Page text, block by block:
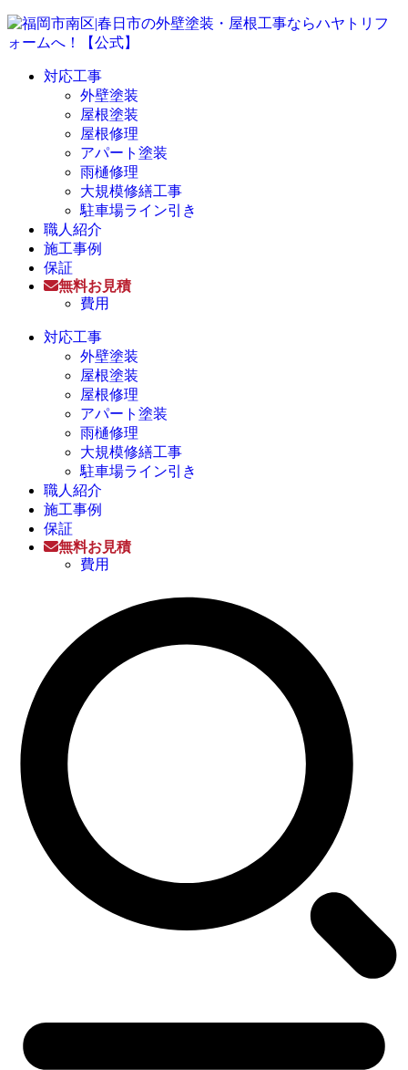
対応工事
外壁塗装
屋根塗装
屋根修理
アパート塗装
雨樋修理
大規模修繕工事
駐車場ライン引き
職人紹介
施工事例
保証
無料お見積
費用
対応工事
外壁塗装
屋根塗装
屋根修理
アパート塗装
雨樋修理
大規模修繕工事
駐車場ライン引き
職人紹介
施工事例
保証
無料お見積
費用